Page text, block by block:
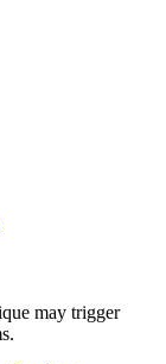
may trigger